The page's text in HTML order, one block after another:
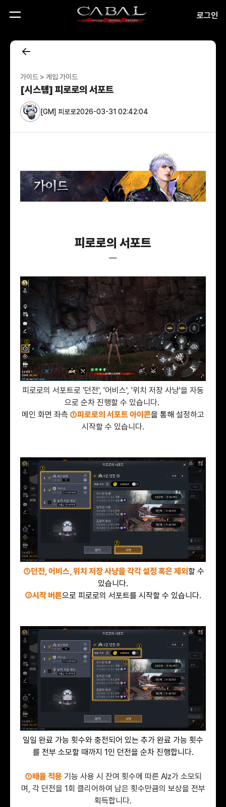
CABAL
RED
로그인
가이드 > 게임 가이드
[시스템] 피로로의 서포트
[GM] 피로로2026-03-31 02:42:04
피로로의 서포트
—
피로로의 서포트로 '던전', '어비스', '위치 저장 사냥'을 자동
으로 순차 진행할 수 있습니다.
메인 화면 좌측 ①피로로의 서포트 아이콘을 통해 설정하고
시작할 수 있습니다.
①던전, 어비스, 위치 저장 사냥을 각각 설정 혹은 제외 할 수
있습니다.
②시작 버튼으로 피로로의 서포트를 시작할 수 있습니다.
일일 완료 가능 횟수와 충전되어 있는 추가 완료 가능 횟수
를 전부 소모할 때까지 1인 던전을 순차 진행합니다.
①배율 적용기능 사용 시 잔여 횟수에 따른 Alz가 소모되
며, 각 던전을 1회 클리어하여 남은 횟수만큼의 보상을 전부
획득합니다.